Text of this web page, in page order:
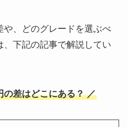
や、どのグレードを選ぶべ
、下記の記事で解説してい
差はどこにある？ ／